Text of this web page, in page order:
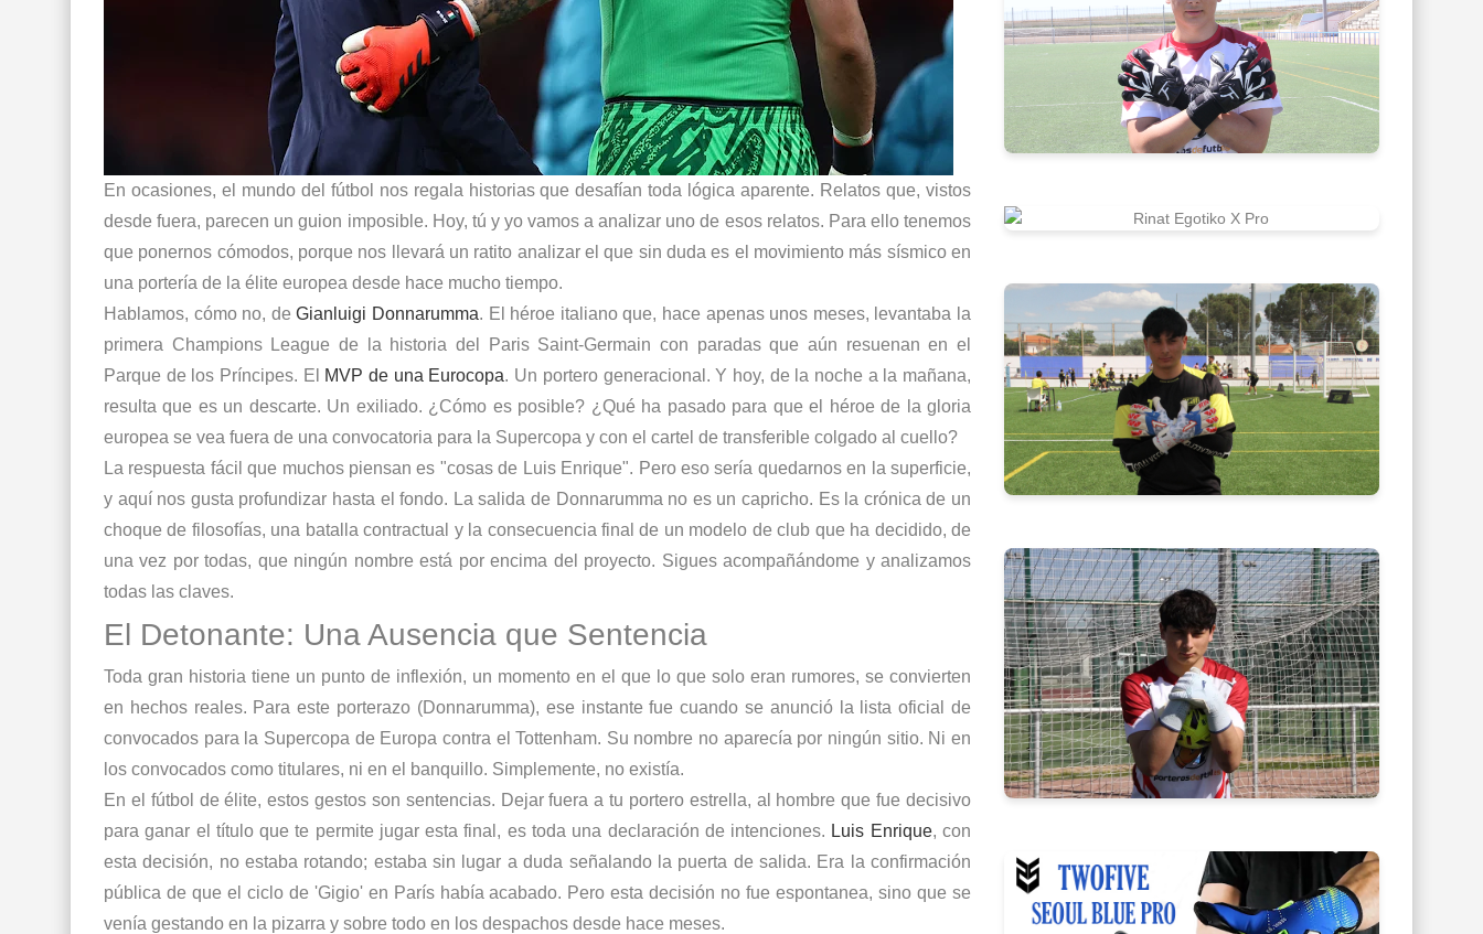
En ocasiones, el mundo del fútbol nos regala historias que desafían toda lógica aparente. Relatos que, vistos
desde fuera, parecen un guion imposible. Hoy, tú y yo vamos a analizar uno de esos relatos. Para ello tenemos
que ponernos cómodos, porque nos llevará un ratito analizar el que sin duda es el movimiento más sísmico en
una portería de la élite europea desde hace mucho tiempo.
Hablamos, cómo no, deGianluigi Donnarumma. El héroe italiano que, hace apenas unos meses, levantaba la
primera Champions League de la historia del Paris Saint-Germain con paradas que aún resuenan en el
Parque de los Príncipes. El MVP de una Eurocopa. Un portero generacional. Y hoy, de la noche a la mañana,
resulta que es un descarte. Un exiliado. ¿Cómo es posible? ¿Qué ha pasado para que el héroe de la gloria
europea se vea fuera de una convocatoria para la Supercopa y con el cartel de transferible colgado al cuello?
La respuesta fácil que muchos piensan es "cosas de Luis Enrique". Pero eso sería quedarnos en la superficie,
y aquí nos gusta profundizar hasta el fondo. La salida de Donnarumma no es un capricho. Es la crónica de un
choque de filosofías, una batalla contractual y la consecuencia final de un modelo de club que ha decidido, de
una vez por todas, que ningún nombre está por encima del proyecto. Sigues acompañándome y analizamos
todas las claves.
El Detonante: Una Ausencia que Sentencia
Toda gran historia tiene un punto de inflexión, un momento en el que lo que solo eran rumores, se convierten
en hechos reales. Para este porterazo (Donnarumma), ese instante fue cuando se anunció la lista oficial de
convocados para la Supercopa de Europa contra el Tottenham. Su nombre no aparecía por ningún sitio. Ni en
los convocados como titulares, ni en el banquillo. Simplemente, no existía.
En el fútbol de élite, estos gestos son sentencias. Dejar fuera a tu portero estrella, al hombre que fue decisivo
para ganar el título que te permite jugar esta final, es toda una declaración de intenciones. Luis Enrique, con
esta decisión, no estaba rotando; estaba sin lugar a duda señalando la puerta de salida. Era la confirmación
pública de que el ciclo de 'Gigio' en París había acabado. Pero esta decisión no fue espontanea, sino que se
venía gestando en la pizarra y sobre todo en los despachos desde hace meses.